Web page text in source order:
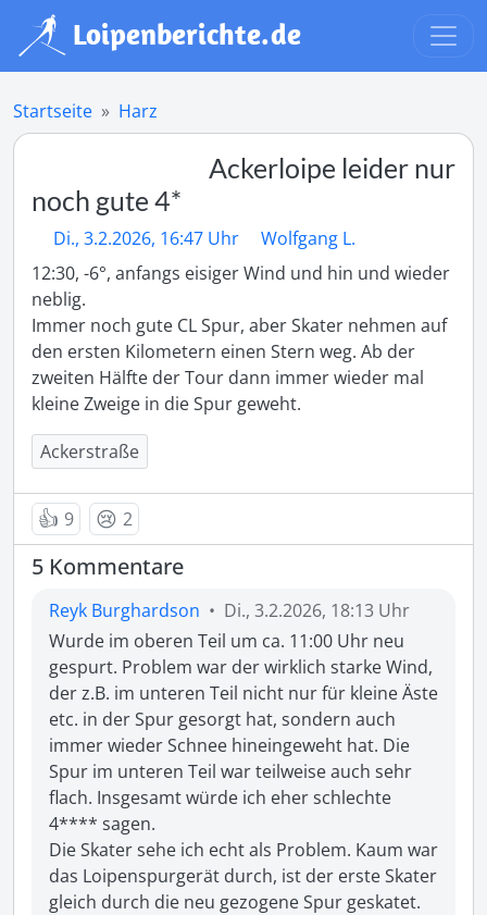
Startseite Harz
Ackerloipe leider nur
noch gute 4*
Di., 3.2.2026, 16:47 Uhr
Wolfgang L.
12:30, -6°, anfangs eisiger Wind und hin und wieder
neblig.
Immer noch gute CL Spur, aber Skater nehmen auf
den ersten Kilometern einen Stern weg. Ab der
zweiten Hälfte der Tour dann immer wieder mal
kleine Zweige in die Spur geweht.
Ackerstraße
👍 9 😢 2
5 Kommentare
Reyk Burghardson • Di., 3.2.2026, 18:13 Uhr
Wurde im oberen Teil um ca. 11:00 Uhr neu
gespurt. Problem war der wirklich starke Wind,
der z.B. im unteren Teil nicht nur für kleine Äste
etc. in der Spur gesorgt hat, sondern auch
immer wieder Schnee hineingeweht hat. Die
Spur im unteren Teil war teilweise auch sehr
flach. Insgesamt würde ich eher schlechte
4**** sagen.
Die Skater sehe ich echt als Problem. Kaum war
das Loipenspurgerät durch, ist der erste Skater
gleich durch die neu gezogene Spur geskatet.